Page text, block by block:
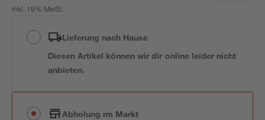
inkl. 19% MwSt.
Lieferung nach Hause
Diesen Artikel können wir dir online leider nicht
anbieten.
Abholung im Markt